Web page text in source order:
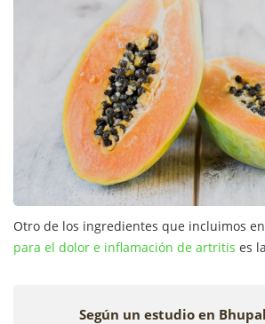
Otro de los ingredientes que incluimos
para el dolor e inflamación de artritis es
Según un estudio en